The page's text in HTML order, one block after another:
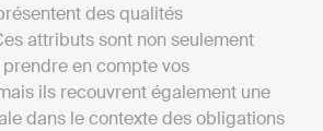
des qualités
attributs sont non seulement
en compte vos
ils recouvrent également une
dans le contexte des obligations